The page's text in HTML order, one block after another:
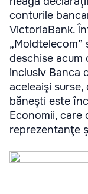
conturile
VictoriaBank.
„Moldtelecom”
deschise
inclusiv Banca
aceleaişi
băneşti este
Economii, care
reprezentanţe